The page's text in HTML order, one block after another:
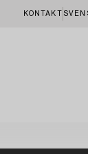
KONTAKT